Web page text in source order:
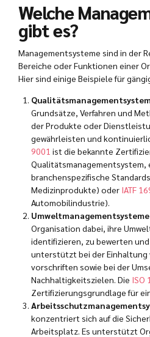
Welche
gibt es?
Managementsysteme sind in der
Bereiche oder Funktionen einer
Hier sind einige Beispiele für
Grundsätze, Verfahren und
der Produkte oder
gewährleisten und
9001 ist die bekannte
Qualitätsmanagementsystem,
branchenspezifische
Medizinprodukte) oder IATF
Automobilindustrie).
Umweltmanagementsysteme
Organisation dabei, ihre
identifizieren, zu bewerten
unterstützt bei der Einhaltung
vorschriften sowie bei der
Nachhaltigkeitszielen. Die ISO
Zertifizierungsgrundlage für
konzentriert sich auf die
Arbeitsplatz. Es unterstützt